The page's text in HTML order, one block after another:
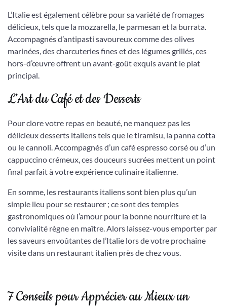
L’Italie est également célèbre pour sa variété de fromages
délicieux, tels que la mozzarella, le parmesan et la burrata.
Accompagnés d’antipasti savoureux comme des olives
marinées, des charcuteries fines et des légumes grillés, ces
hors-d’œuvre offrent un avant-goût exquis avant le plat
principal.
L’Art du Café et des Desserts
Pour clore votre repas en beauté, ne manquez pas les
délicieux desserts italiens tels que le tiramisu, la panna cotta
ou le cannoli. Accompagnés d’un café espresso corsé ou d’un
cappuccino crémeux, ces douceurs sucrées mettent un point
final parfait à votre expérience culinaire italienne.
En somme, les restaurants italiens sont bien plus qu’un
simple lieu pour se restaurer ; ce sont des temples
gastronomiques où l’amour pour la bonne nourriture et la
convivialité règne en maître. Alors laissez-vous emporter par
les saveurs envoûtantes de l’Italie lors de votre prochaine
visite dans un restaurant italien près de chez vous.
7 Conseils pour Apprécier au Mieux un